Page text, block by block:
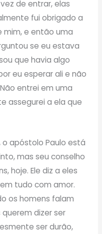
de entrar, elas
fui obrigado a
mim, e então uma
se eu estava
que havia algo
eu esperar ali e não
entrei em uma
assegurei a ela que
o apóstolo Paulo está
mas seu conselho
hoje. Ele diz a eles
tudo com amor.
os homens falam
dizer ser
ser durão,